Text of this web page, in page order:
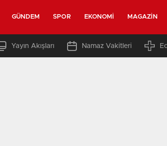
GÜNDEM SPOR EKONOMI MAGAZIN
Yayın Akışları Namaz Vakitleri